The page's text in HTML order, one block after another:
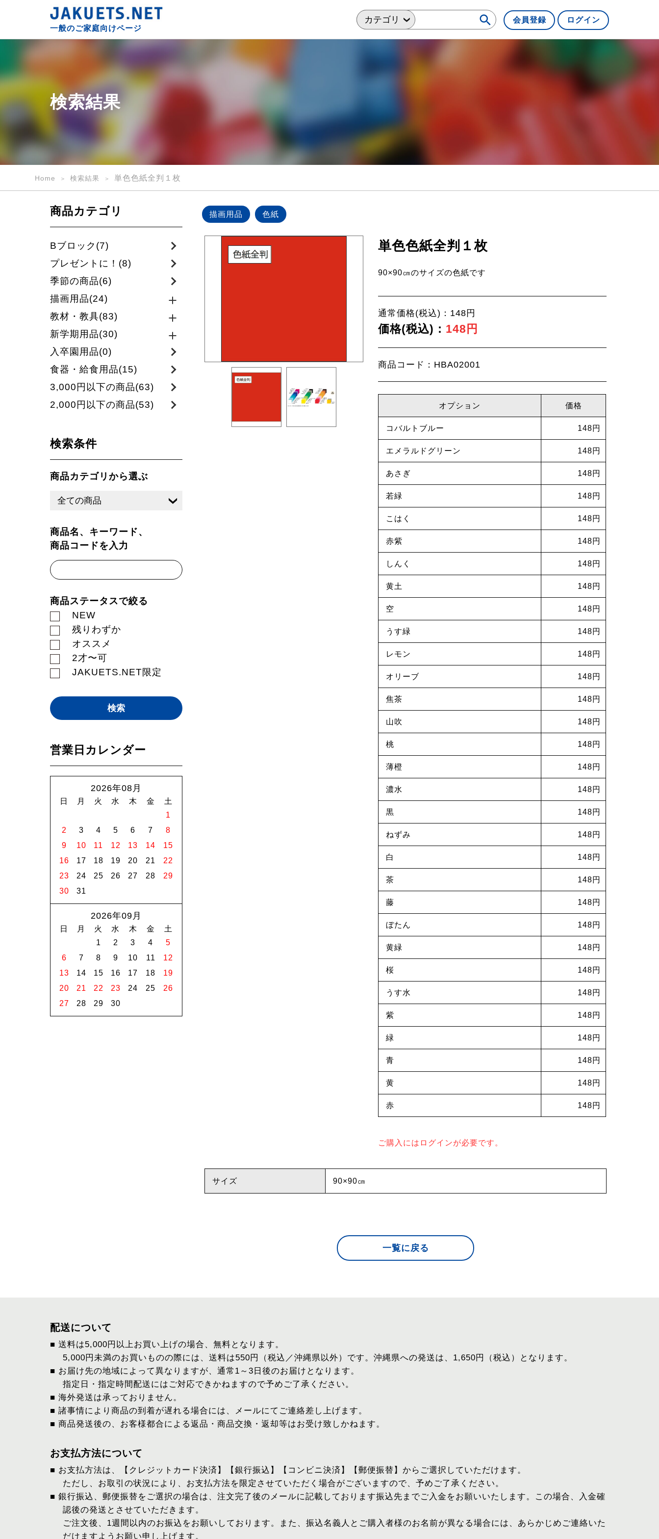
般
｜
JAKUETS.NET
一般のご家庭向けページ
会員登録 ログイン
検索結果
Home 検索結果 単色色紙全判１枚
商品カテゴリ
Bブロック(7)
プレゼントに！(8)
季節の商品(6)
描画用品(24)
教材・教具(83)
新学期用品(30)
入卒園用品(0)
食器・給食用品(15)
3,000円以下の商品(63)
2,000円以下の商品(53)
検索条件
商品カテゴリから選ぶ
商品名、キーワード、
商品コードを入力
商品ステータスで絞る
NEW
残りわずか
オススメ
2才〜可
JAKUETS.NET限定
営業日カレンダー
2026年08月
日 月 火 水 木 金
土
1
2
3 4 5 6 7
8
9
10 11 12 13 14
15
16
17 18 19 20 21
22
23
24 25 26 27 28
29
30
31
2026年09月
日 月 火 水 木 金
土
1
2 3 4
5
6
7 8 9 10 11
12
13
14 15 16 17 18
19
20
21 22 23 24 25
26
27
28 29 30
描画用品 色紙
単色色紙全判１枚
90×90㎝のサイズの色紙です
通常価格(税込)：148円
価格(税込)： 148円
商品コード：HBA02001
オプション 価格
コバルトブルー 148円
エメラルドグリーン 148円
あさぎ 148円
若緑 148円
こはく 148円
赤紫 148円
しんく 148円
黄土 148円
空 148円
うす緑 148円
レモン 148円
オリーブ 148円
焦茶 148円
山吹 148円
桃 148円
薄橙 148円
濃水 148円
黒 148円
ねずみ 148円
白 148円
茶 148円
藤 148円
ぼたん 148円
黄緑 148円
桜 148円
うす水 148円
紫 148円
緑 148円
青 148円
黄 148円
赤 148円
ご購入にはログインが必要です。
サイズ 90×90㎝
一覧に戻る
配送について
■ 送料は5,000円以上お買い上げの場合、無料となります。
5,000円未満のお買いものの際には、送料は550円（税込／沖縄県以外）です。沖縄県への発送は、1,650円（税込）となります。
■ お届け先の地域によって異なりますが、通常1～3日後のお届けとなります。
指定日・指定時間配送にはご対応できかねますので予めご了承ください。
■ 海外発送は承っておりません。
■ 諸事情により商品の到着が遅れる場合には、メールにてご連絡差し上げます。
■ 商品発送後の、お客様都合による返品・商品交換・返却等はお受け致しかねます。
お支払方法について
■ お支払方法は、【クレジットカード決済】【銀行振込】【コンビニ決済】【郵便振替】からご選択していただけます。
ただし、お取引の状況により、お支払方法を限定させていただく場合がございますので、予めご了承ください。
■ 銀行振込、郵便振替をご選択の場合は、注文完了後のメールに記載しております振込先までご入金をお願いいたします。この場合、入金確
認後の発送とさせていただきます。
ご注文後、1週間以内のお振込をお願いしております。また、振込名義人とご購入者様のお名前が異なる場合には、あらかじめご連絡いた
だけますようお願い申し上げます。